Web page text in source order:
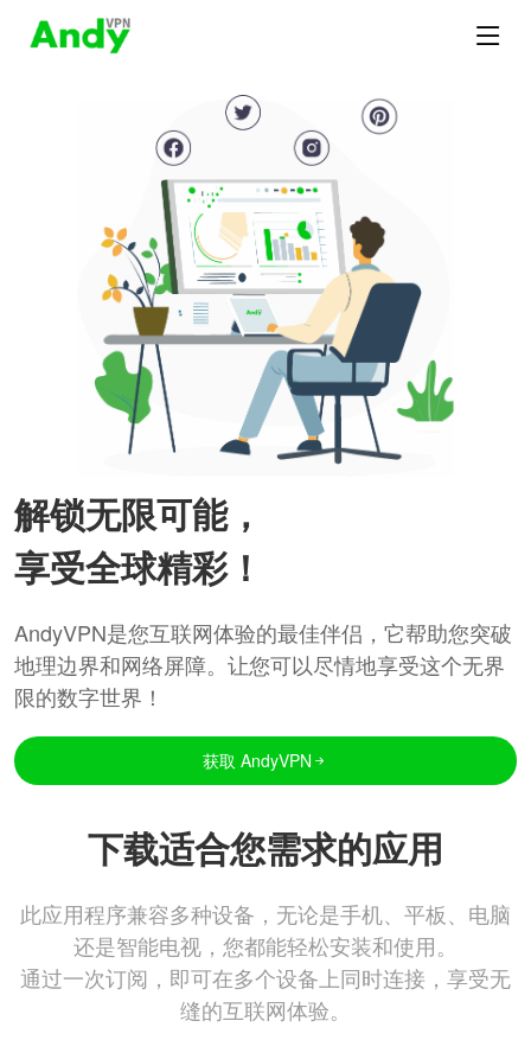
解锁无限可能，
享受全球精彩！
AndyVPN是您互联网体验的最佳伴侣，它帮助您突破
地理边界和网络屏障。让您可以尽情地享受这个无界
限的数字世界！
获取 AndyVPN
下载适合您需求的应用
此应用程序兼容多种设备，无论是手机、平板、电脑
还是智能电视，您都能轻松安装和使用。
通过一次订阅，即可在多个设备上同时连接，享受无
缝的互联网体验。